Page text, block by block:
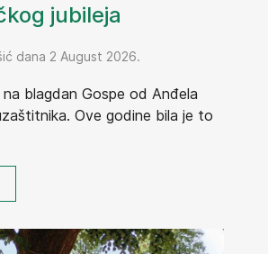
jubileja
dana 2 August 2026.
blagdan Gospe od Anđela
Ove godine bila je to